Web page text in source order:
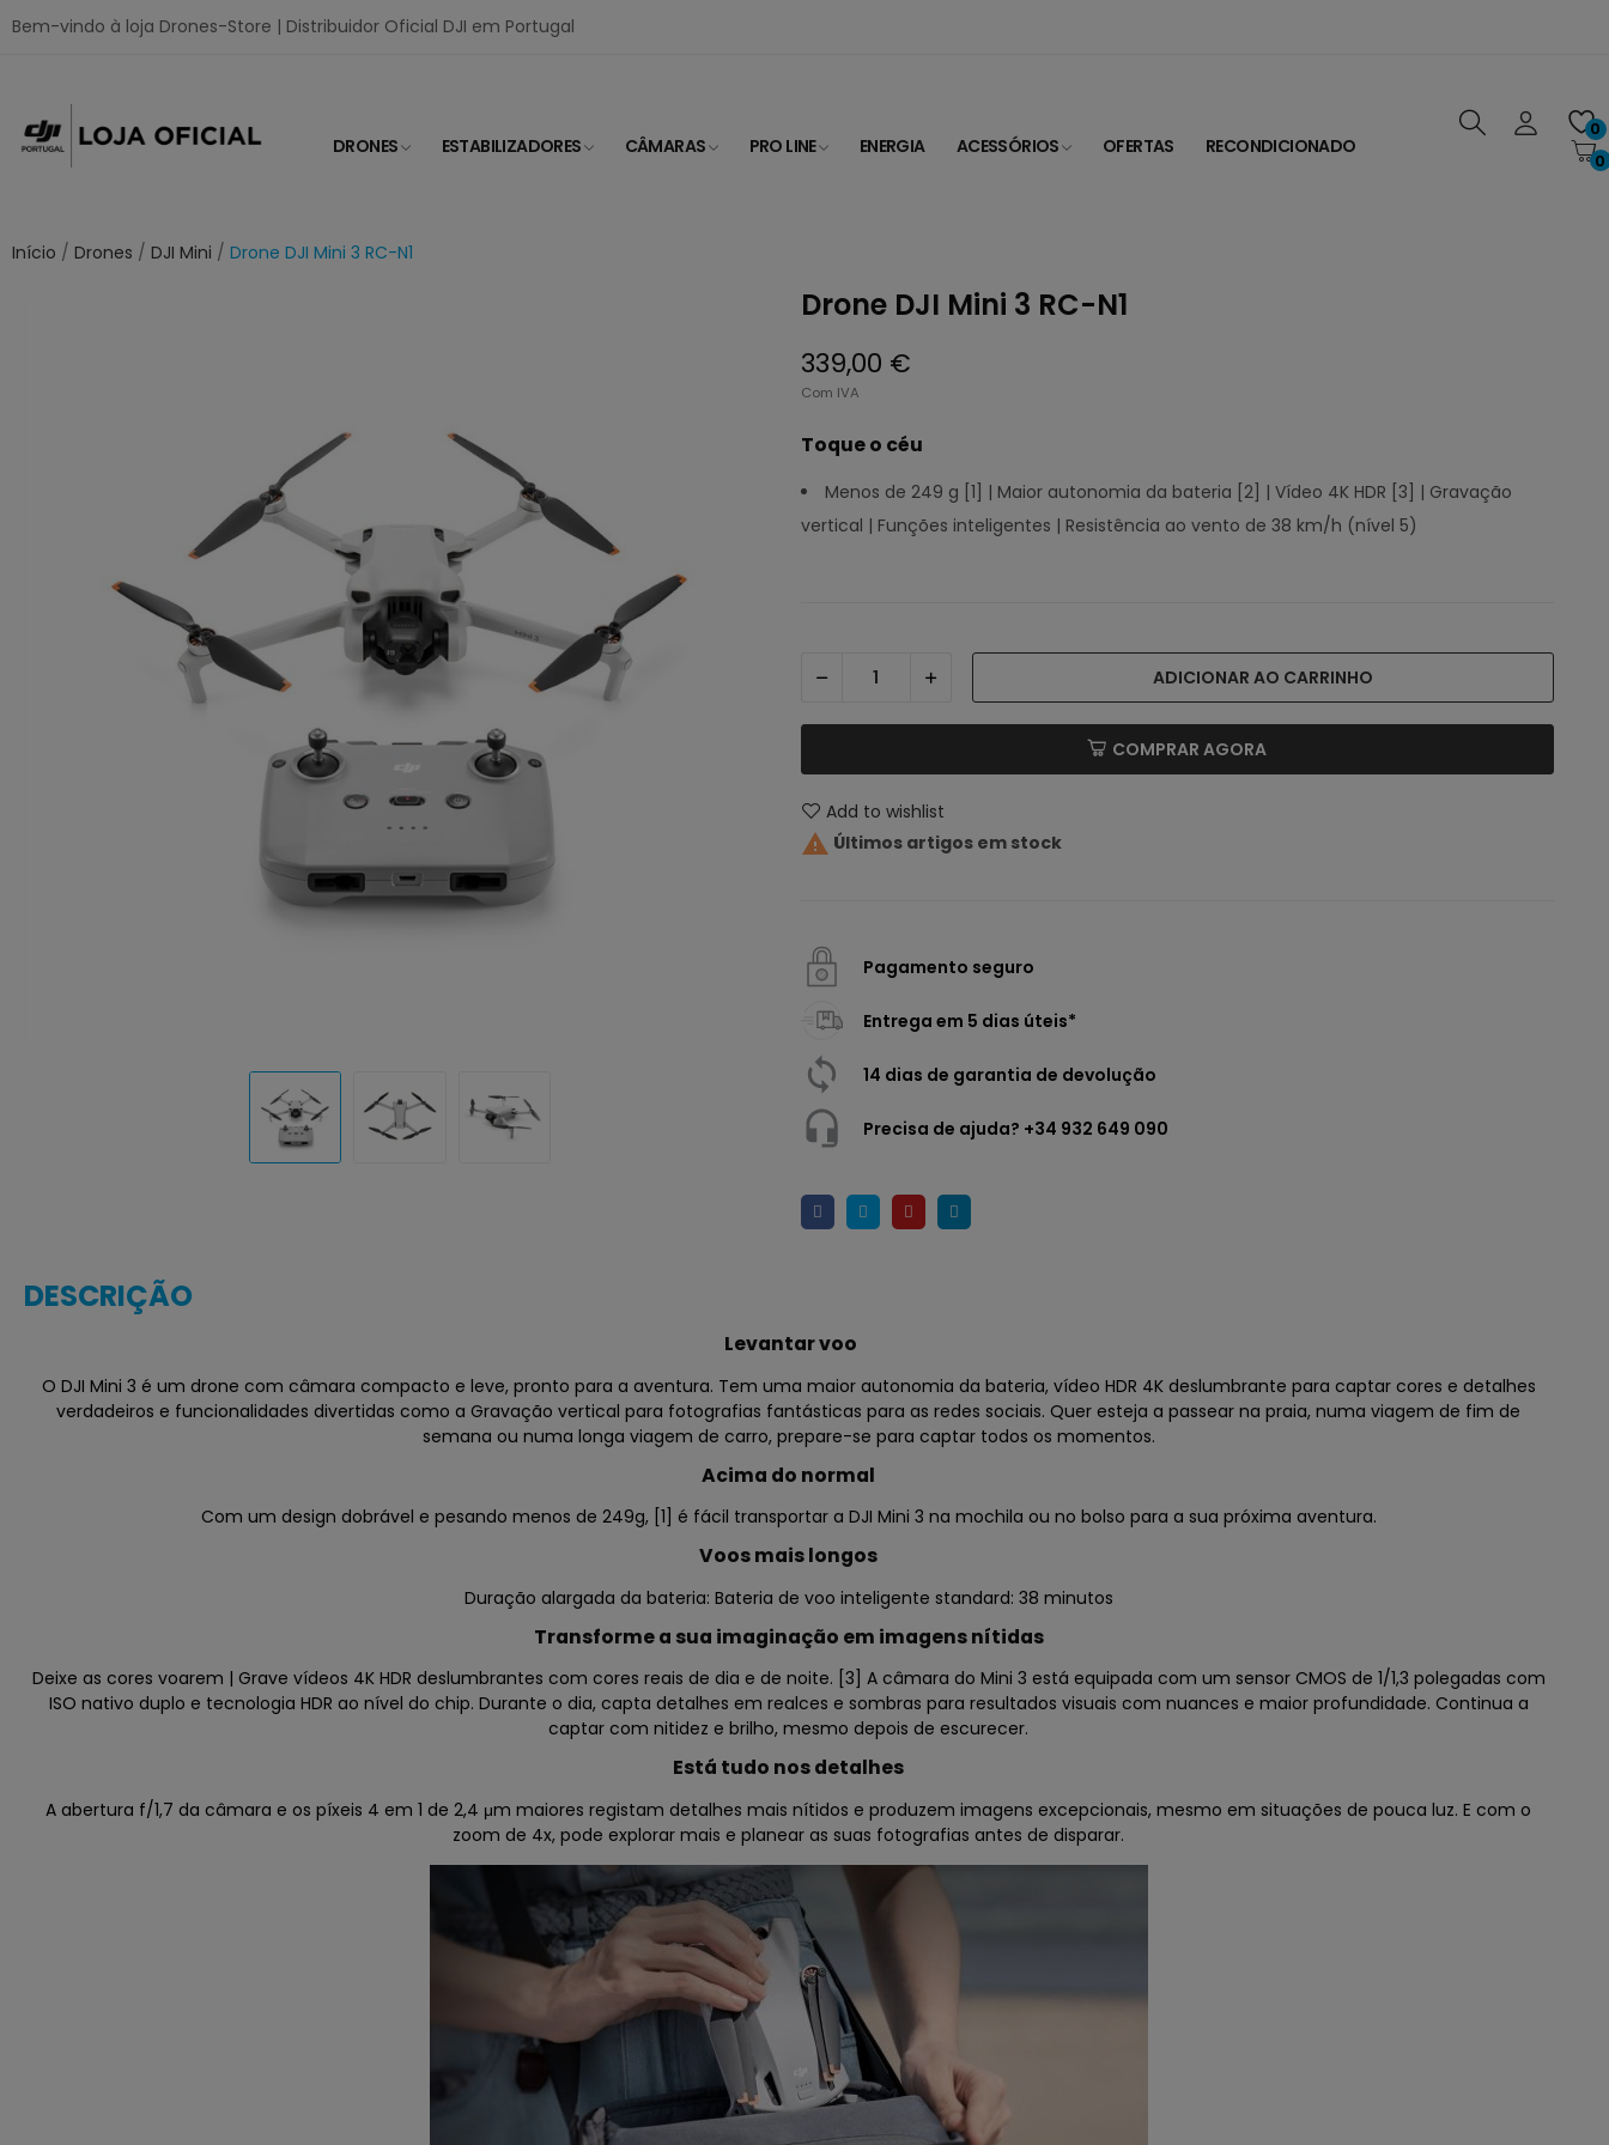
Bem-vindo à loja Drones-Store | Distribuidor Oficial DJI em Portugal
DRONES ESTABILIZADORES CÂMARAS PRO LINE ENERGIA ACESSÓRIOS OFERTAS RECONDICIONADO
0
0
Início Drones DJI Mini Drone DJI Mini 3 RC-N1
Drone DJI Mini 3 RC-N1
339,00 €
Com IVA
Toque o céu
Menos de 249 g [1] | Maior autonomia da bateria [2] | Vídeo 4K HDR [3] | Gravação
vertical | Funções inteligentes | Resistência ao vento de 38 km/h (nível 5)
ADICIONAR AO CARRINHO
COMPRAR AGORA
Add to wishlist
 Últimos artigos em stock
Pagamento seguro
Entrega em 5 dias úteis*
14 dias de garantia de devolução
Precisa de ajuda? +34 932 649 090
DESCRIÇÃO
Levantar voo
O DJI Mini 3 é um drone com câmara compacto e leve, pronto para a aventura. Tem uma maior autonomia da bateria, vídeo HDR 4K deslumbrante para captar cores e detalhes
verdadeiros e funcionalidades divertidas como a Gravação vertical para fotografias fantásticas para as redes sociais. Quer esteja a passear na praia, numa viagem de fim de
semana ou numa longa viagem de carro, prepare-se para captar todos os momentos.
Acima do normal
Com um design dobrável e pesando menos de 249g, [1] é fácil transportar a DJI Mini 3 na mochila ou no bolso para a sua próxima aventura.
Voos mais longos
Duração alargada da bateria: Bateria de voo inteligente standard: 38 minutos
Transforme a sua imaginação em imagens nítidas
Deixe as cores voarem | Grave vídeos 4K HDR deslumbrantes com cores reais de dia e de noite. [3] A câmara do Mini 3 está equipada com um sensor CMOS de 1/1,3 polegadas com
ISO nativo duplo e tecnologia HDR ao nível do chip. Durante o dia, capta detalhes em realces e sombras para resultados visuais com nuances e maior profundidade. Continua a
captar com nitidez e brilho, mesmo depois de escurecer.
Está tudo nos detalhes
A abertura f/1,7 da câmara e os píxeis 4 em 1 de 2,4 μm maiores registam detalhes mais nítidos e produzem imagens excepcionais, mesmo em situações de pouca luz. E com o
zoom de 4x, pode explorar mais e planear as suas fotografias antes de disparar.